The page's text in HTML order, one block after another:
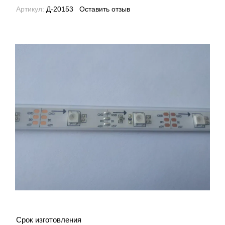
Артикул: Д-20153 Оставить отзыв
Срок изготовления